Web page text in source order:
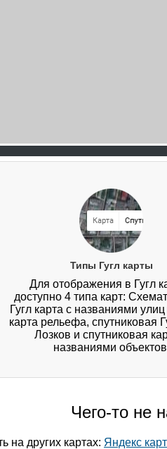
Типы Гугл карты
Для отображения в Гугл
доступно 4 типа карт:
Гугл карта с названиями
карта рельефа, спутниковая
Лозков и спутниковая
названиями
Чего-то не
на других картах: Яндекс